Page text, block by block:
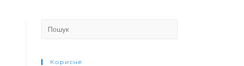
Корисне